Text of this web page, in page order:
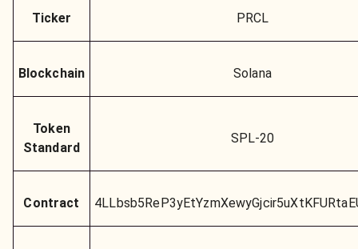
Ticker PRCL
Blockchain Solana
Token
Standard
SPL-20
Contract